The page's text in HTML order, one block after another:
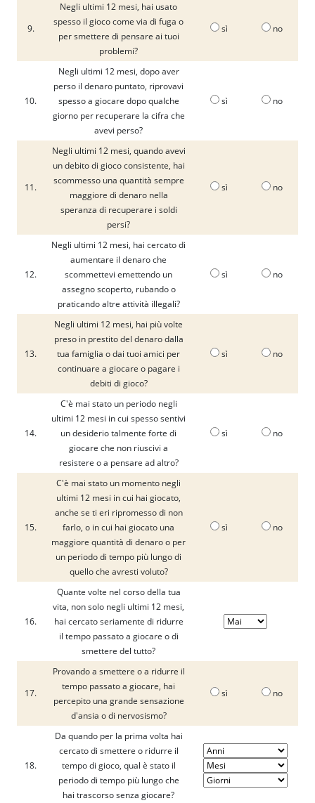
9.
Negli ultimi 12 mesi, hai usato
spesso il gioco come via di fuga o
per smettere di pensare ai tuoi
problemi?
sì no
10.
Negli ultimi 12 mesi, dopo aver
perso il denaro puntato, riprovavi
spesso a giocare dopo qualche
giorno per recuperare la cifra che
avevi perso?
sì no
11.
Negli ultimi 12 mesi, quando avevi
un debito di gioco consistente, hai
scommesso una quantità sempre
maggiore di denaro nella
speranza di recuperare i soldi
persi?
sì no
12.
Negli ultimi 12 mesi, hai cercato di
aumentare il denaro che
scommettevi emettendo un
assegno scoperto, rubando o
praticando altre attività illegali?
sì no
13.
Negli ultimi 12 mesi, hai più volte
preso in prestito del denaro dalla
tua famiglia o dai tuoi amici per
continuare a giocare o pagare i
debiti di gioco?
sì no
14.
C'è mai stato un periodo negli
ultimi 12 mesi in cui spesso sentivi
un desiderio talmente forte di
giocare che non riuscivi a
resistere o a pensare ad altro?
sì no
15.
C'è mai stato un momento negli
ultimi 12 mesi in cui hai giocato,
anche se ti eri ripromesso di non
farlo, o in cui hai giocato una
maggiore quantità di denaro o per
un periodo di tempo più lungo di
quello che avresti voluto?
sì no
16.
Quante volte nel corso della tua
vita, non solo negli ultimi 12 mesi,
hai cercato seriamente di ridurre
il tempo passato a giocare o di
smettere del tutto?
17.
Provando a smettere o a ridurre il
tempo passato a giocare, hai
percepito una grande sensazione
d'ansia o di nervosismo?
sì no
18.
Da quando per la prima volta hai
cercato di smettere o ridurre il
tempo di gioco, qual è stato il
periodo di tempo più lungo che
hai trascorso senza giocare?